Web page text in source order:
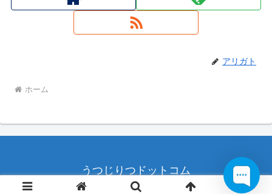
アリガト
ホーム
うつじりつドットコム
© 2015-2026 うつじりつドットコム.